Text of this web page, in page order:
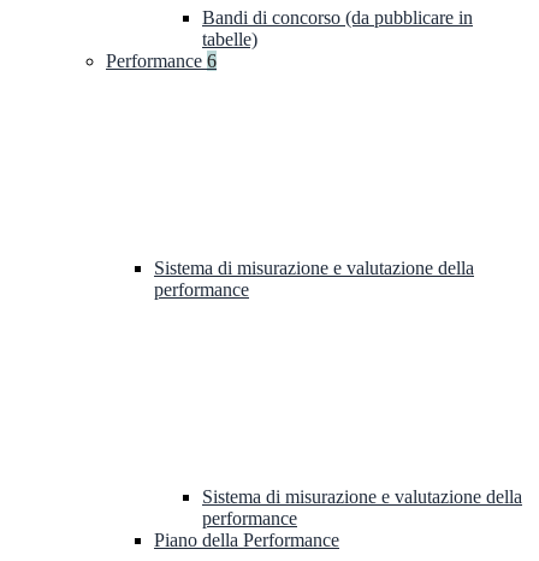
Bandi di concorso (da pubblicare in
tabelle)
Performance 6
Sistema di misurazione e valutazione della
performance
Sistema di misurazione e valutazione della
performance
Piano della Performance